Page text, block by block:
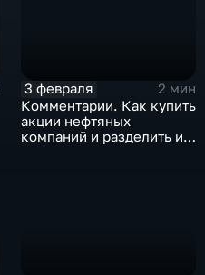
3 февраля
2 мин
Комментарии. Как купить
акции нефтяных
компаний и разделить их